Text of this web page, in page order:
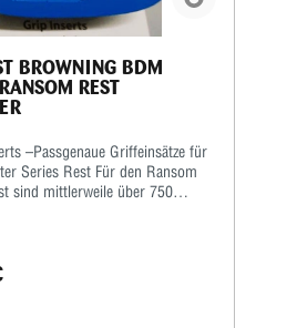
BROWNING BDM
REST
–Passgenaue Griffeinsätze für
Series Rest Für den Ransom
sind mittlerweile über 750
sowie wiederholgenaue
Schießstand. Viele Grip